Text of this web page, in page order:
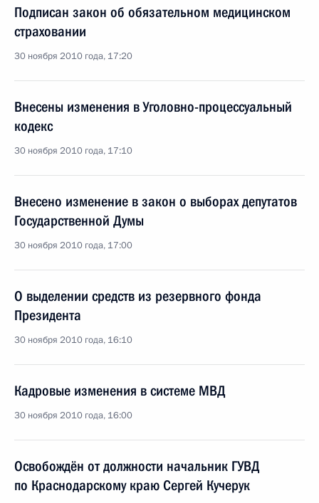
Подписан закон об обязательном медицинском
страховании
30 ноября 2010 года, 17:20
Внесены изменения в Уголовно-процессуальный
кодекс
30 ноября 2010 года, 17:10
Внесено изменение в закон о выборах депутатов
Государственной Думы
30 ноября 2010 года, 17:00
О выделении средств из резервного фонда
Президента
30 ноября 2010 года, 16:10
Кадровые изменения в системе МВД
30 ноября 2010 года, 16:00
Освобождён от должности начальник ГУВД
по Краснодарскому краю Сергей Кучерук